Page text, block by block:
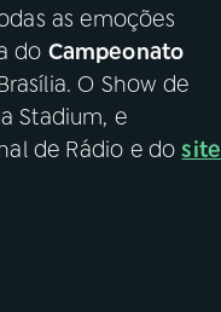
as emoções
do Campeonato
O Show de
Stadium, e
de Rádio e dosite